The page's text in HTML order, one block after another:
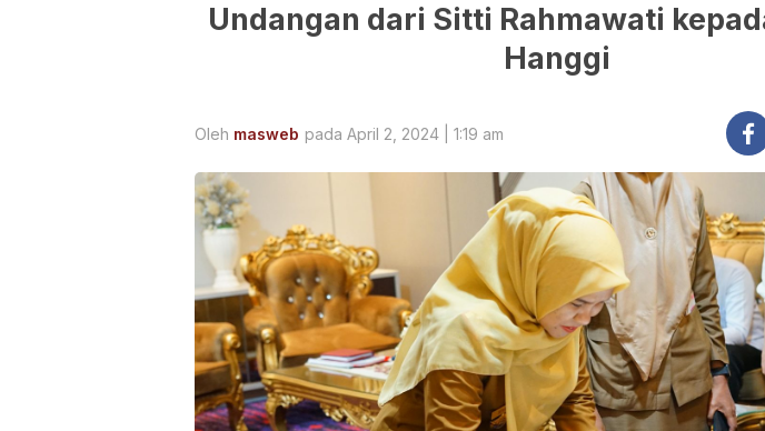
Undangan dari Sitti Rahmawati
Hanggi
Oleh masweb pada April 2, 2024 | 1:19 am